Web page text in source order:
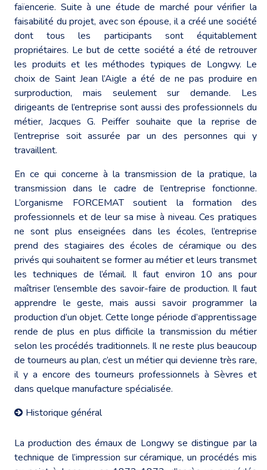
faïencerie. Suite à une étude de marché pour vérifier la
faisabilité du projet, avec son épouse, il a créé une société
dont tous les participants sont équitablement
propriétaires. Le but de cette société a été de retrouver
les produits et les méthodes typiques de Longwy. Le
choix de Saint Jean l’Aigle a été de ne pas produire en
surproduction, mais seulement sur demande. Les
dirigeants de l’entreprise sont aussi des professionnels du
métier, Jacques G. Peiffer souhaite que la reprise de
l’entreprise soit assurée par un des personnes qui y
travaillent.
En ce qui concerne à la transmission de la pratique, la
transmission dans le cadre de l’entreprise fonctionne.
L’organisme FORCEMAT soutient la formation des
professionnels et de leur sa mise à niveau. Ces pratiques
ne sont plus enseignées dans les écoles, l’entreprise
prend des stagiaires des écoles de céramique ou des
privés qui souhaitent se former au métier et leurs transmet
les techniques de l’émail. Il faut environ 10 ans pour
maîtriser l’ensemble des savoir-faire de production. Il faut
apprendre le geste, mais aussi savoir programmer la
production d’un objet. Cette longe période d’apprentissage
rende de plus en plus difficile la transmission du métier
selon les procédés traditionnels. Il ne reste plus beaucoup
de tourneurs au plan, c’est un métier qui devienne très rare,
il y a encore des tourneurs professionnels à Sèvres et
dans quelque manufacture spécialisée.
Historique général
La production des émaux de Longwy se distingue par la
technique de l’impression sur céramique, un procédés mis